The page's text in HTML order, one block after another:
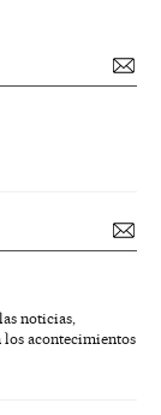
noticias,
los acontecimientos